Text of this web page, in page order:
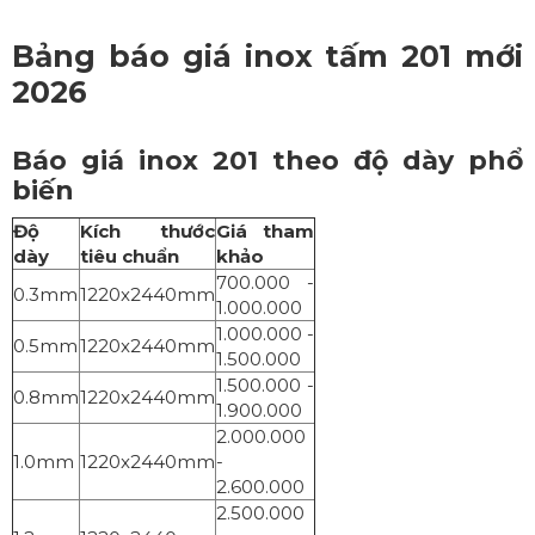
Bảng báo giá inox tấm 201 mới
2026
Báo giá inox 201 theo độ dày phổ
biến
Độ
dày
Kích thước
tiêu chuẩn
Giá tham
khảo
0.3mm1220x2440mm
700.000 -
1.000.000
0.5mm1220x2440mm
1.000.000 -
1.500.000
0.8mm1220x2440mm
1.500.000 -
1.900.000
1.0mm 1220x2440mm
2.000.000
-
2.600.000
2.500.000